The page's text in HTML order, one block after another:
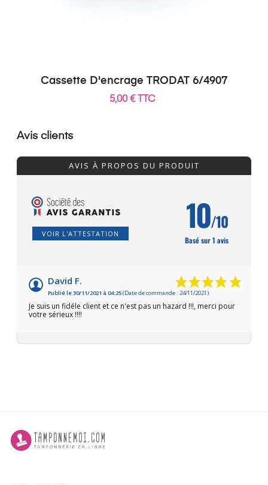
Cassette D'encrage TRODAT 6/4907
5,00 € TTC
Avis clients
AVIS À PROPOS DU PRODUIT
VOIR L'ATTESTATION 10/10
Basé sur 1 avis
David F.
Publié le 30/11/2021 à 04:25(Date de commande : 24/11/2021)
Je suis un fidéle client et ce n'est pas un hazard !!!, merci pour
votre sérieux !!!!